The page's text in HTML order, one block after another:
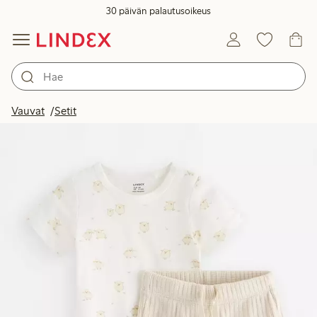
30 päivän palautusoikeus
Vauvat Setit